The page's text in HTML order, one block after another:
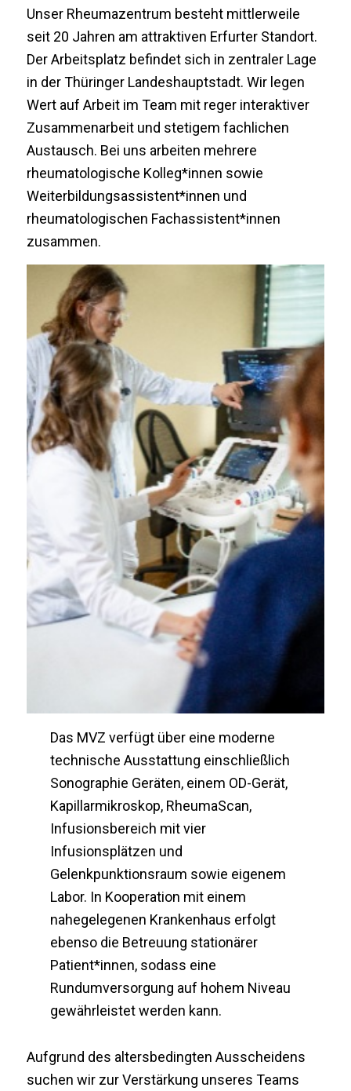
Unser Rheumazentrum besteht mittlerweile
seit 20 Jahren am attraktiven Erfurter Standort.
Der Arbeitsplatz befindet sich in zentraler Lage
in der Thüringer Landeshauptstadt. Wir legen
Wert auf Arbeit im Team mit reger interaktiver
Zusammenarbeit und stetigem fachlichen
Austausch. Bei uns arbeiten mehrere
rheumatologische Kolleg*innen sowie
Weiterbildungsassistent*innen und
rheumatologischen Fachassistent*innen
zusammen.
Das MVZ verfügt über eine moderne
technische Ausstattung einschließlich
Sonographie Geräten, einem OD-Gerät,
Kapillarmikroskop, RheumaScan,
Infusionsbereich mit vier
Infusionsplätzen und
Gelenkpunktionsraum sowie eigenem
Labor. In Kooperation mit einem
nahegelegenen Krankenhaus erfolgt
ebenso die Betreuung stationärer
Patient*innen, sodass eine
Rundumversorgung auf hohem Niveau
gewährleistet werden kann.
Aufgrund des altersbedingten Ausscheidens
suchen wir zur Verstärkung unseres Teams